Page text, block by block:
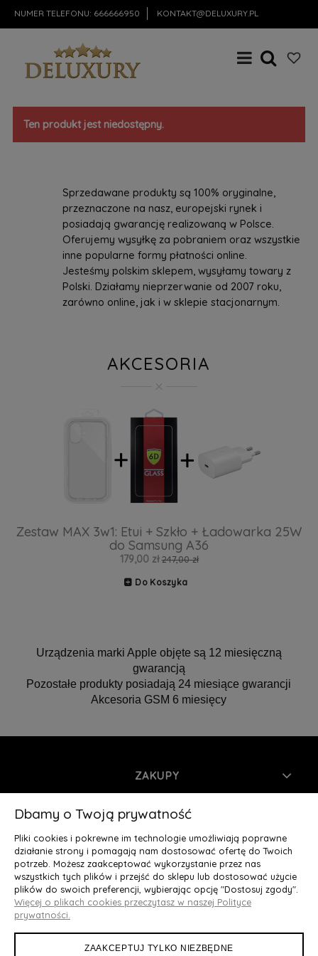
NUMER TELEFONU: 666666950 KONTAKT@DELUXURY.PL
Ten produkt jest niedostępny.
Sprzedawane produkty są 100% oryginalne,
przeznaczone na nasz, europejski rynek i
posiadają gwarancję realizowaną w Polsce.
Oferujemy wysyłkę za pobraniem oraz wszystkie
inne popularne formy płatności online.
Jesteśmy polskim sklepem, wysyłamy towary z
Polski. Działamy nieprzerwanie od 2007 roku,
zarówno online, jak i w sklepie stacjonarnym.
AKCESORIA
Zestaw MAX 3w1: Etui + Szkło + Ładowarka 25W
do Samsung A36
179,00 zł 247,00 zł
Do Koszyka
Urządzenia marki Apple objęte są 12 miesięczną
gwarancją
Pozostałe produkty posiadają 24 miesiące gwarancji
Akcesoria GSM 6 miesięcy
ZAKUPY
INFORMACJE
MOJE KONTO
O NAS
Deluxury.pl
Dbamy o Twoją prywatność
Pliki cookies i pokrewne im technologie umożliwiają poprawne
działanie strony i pomagają nam dostosować ofertę do Twoich
potrzeb. Możesz zaakceptować wykorzystanie przez nas
wszystkich tych plików i przejść do sklepu lub dostosować użycie
plików do swoich preferencji, wybierając opcję "Dostosuj zgody".
Więcej o plikach cookies przeczytasz w naszej Polityce
prywatności.
ZAAKCEPTUJ TYLKO NIEZBĘDNE